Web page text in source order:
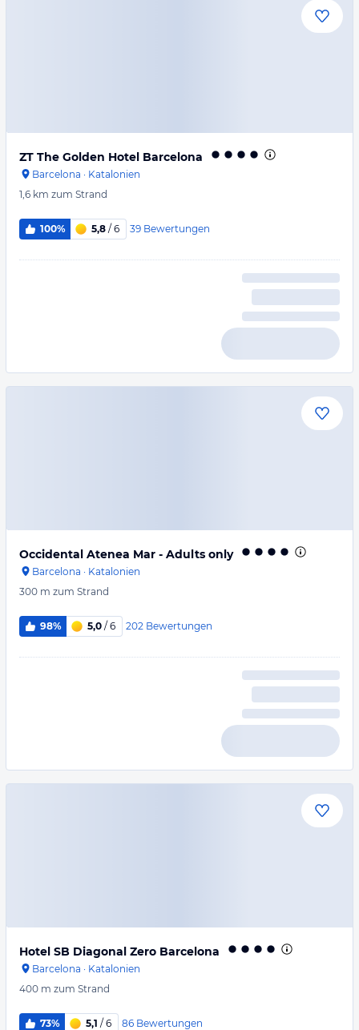
ZT The Golden Hotel Barcelona
Barcelona · Katalonien
1,6 km zum Strand
100% 5,8 / 6 39 Bewertungen
Occidental Atenea Mar - Adults only
Barcelona · Katalonien
300 m zum Strand
98% 5,0 / 6 202 Bewertungen
Hotel SB Diagonal Zero Barcelona
Barcelona · Katalonien
400 m zum Strand
73% 5,1 / 6 86 Bewertungen